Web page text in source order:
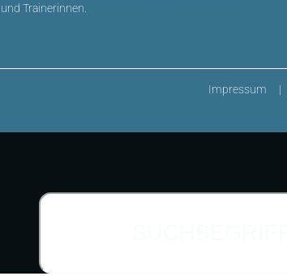
Trainerinnen.
Impressum
Suchen